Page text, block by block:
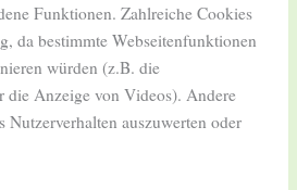
Funktionen. Zahlreiche Cookies
da bestimmte Webseitenfunktionen
würden (z.B. die
Anzeige von Videos). Andere
Nutzerverhalten auszuwerten oder